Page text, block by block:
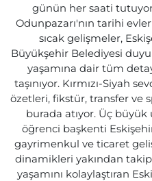
günün her saati tutuyor.
Odunpazarı'nın tarihi
sıcak gelişmeler,
Büyükşehir Belediyesi
yaşamına dair tüm
taşınıyor. Kırmızı-Siyah
özetleri, fikstür, transfer ve
burada atıyor. Üç
öğrenci başkenti
gayrimenkul ve ticaret
dinamikleri yakından
yaşamını kolaylaştıran